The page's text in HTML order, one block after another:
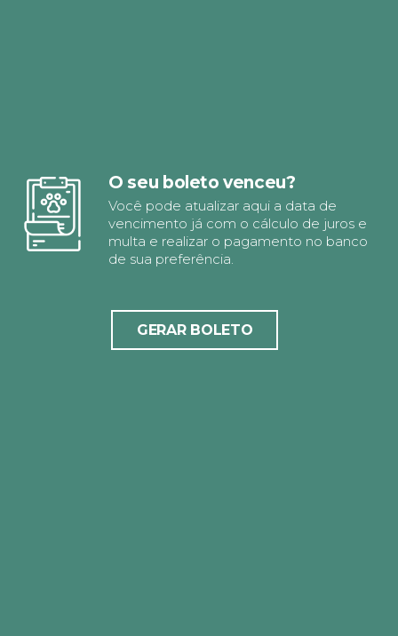
O seu boleto venceu?
Você pode atualizar aqui a data de
vencimento já com o cálculo de juros e
multa e realizar o pagamento no banco
de sua preferência.
GERAR BOLETO